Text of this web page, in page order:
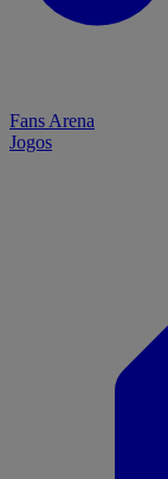
Fans Arena
Jogos